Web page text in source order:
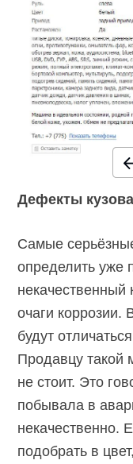
Дефекты кузова
Самые
определить уже
очаги коррозии.
будут
Продавцу такой
не стоит. Это
побывала в
некачественно.
подобрать в